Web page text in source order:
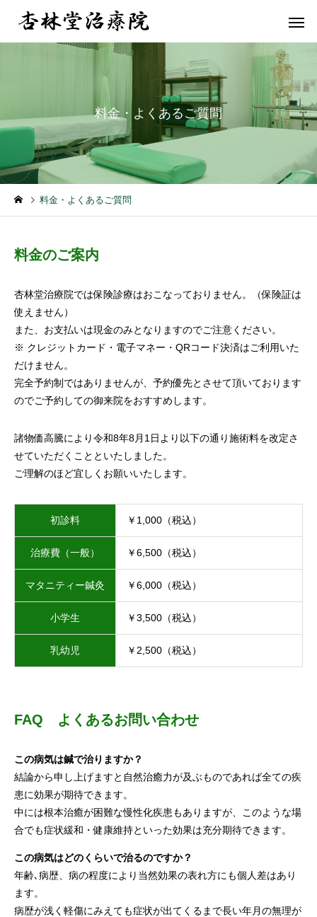
不妊・安産治療 腰痛・坐骨
お知らせ
１月の休診日
お礼のお手紙
お礼のお手紙
料金・よくあるご質問
料金・よくあるご質問
料金のご案内
杏林堂治療院では保険診療はおこなっておりません。（保険証は
使えません）
また、お支払いは現金のみとなりますのでご注意ください。
※ クレジットカード・電子マネー・QRコード決済はご利用いた
だけません。
完全予約制ではありませんが、予約優先とさせて頂いております
のでご予約しての御来院をおすすめします。
諸物価高騰により令和8年8月1日より以下の通り施術料を改定さ
せていただくことといたしました。
ご理解のほど宜しくお願いいたします。
初診料 ￥1,000（税込）
治療費（一般） ￥6,500（税込）
マタニティー鍼灸 ￥6,000（税込）
小学生 ￥3,500（税込）
乳幼児 ￥2,500（税込）
FAQ よくあるお問い合わせ
この病気は鍼で治りますか？
結論から申し上げますと自然治癒力が及ぶものであれば全ての疾
患に効果が期待できます。
中には根本治癒が困難な慢性化疾患もありますが、このような場
合でも症状緩和・健康維持といった効果は充分期待できます。
この病気はどのくらいで治るのですか？
年齢､病歴、病の程度により当然効果の表れ方にも個人差はあり
ます。
病歴が浅く軽傷にみえても症状が出てくるまで長い年月の無理が